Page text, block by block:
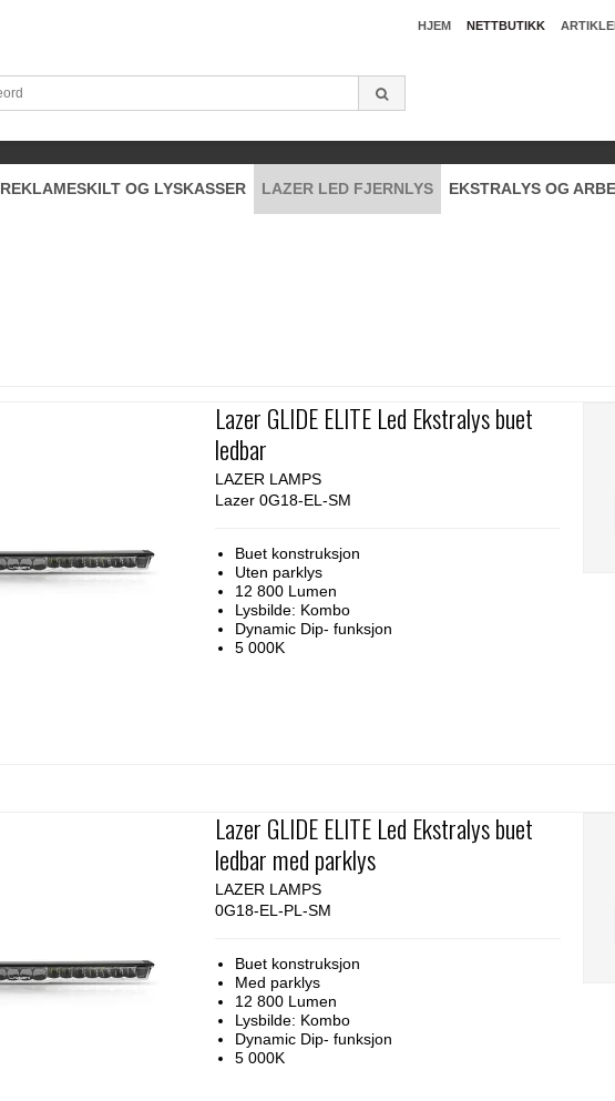
HJEM NETTBUTIKK
REKLAMESKILT OG LYSKASSER LAZER LED FJERNLYS EKSTRALYS OG
Lazer GLIDE ELITE Led Ekstralys buet
ledbar
LAZER LAMPS
Lazer 0G18-EL-SM
Buet konstruksjon
Uten parklys
12 800 Lumen
Lysbilde: Kombo
Dynamic Dip- funksjon
5 000K
Lazer GLIDE ELITE Led Ekstralys buet
ledbar med parklys
LAZER LAMPS
0G18-EL-PL-SM
Buet konstruksjon
Med parklys
12 800 Lumen
Lysbilde: Kombo
Dynamic Dip- funksjon
5 000K